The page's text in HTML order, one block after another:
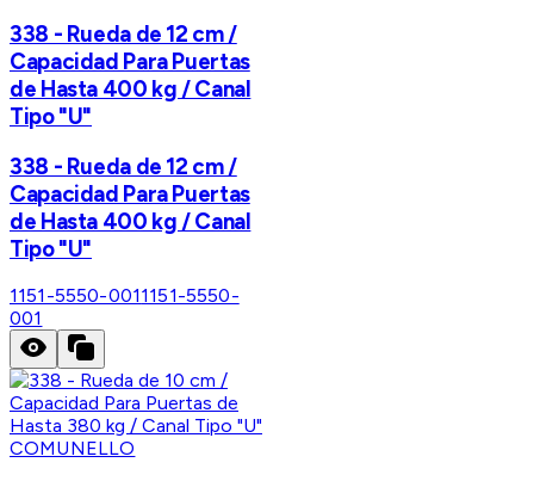
338 - Rueda de 12 cm /
Capacidad Para Puertas
de Hasta 400 kg / Canal
Tipo "U"
338 - Rueda de 12 cm /
Capacidad Para Puertas
de Hasta 400 kg / Canal
Tipo "U"
1151-5550-0011151-5550-
001
COMUNELLO